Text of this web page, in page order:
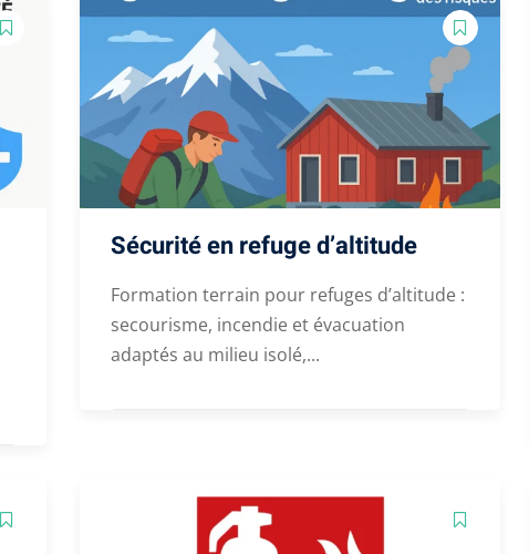
Sécurité en refuge d’altitude
Formation terrain pour refuges d’altitude :
secourisme, incendie et évacuation
adaptés au milieu isolé,...